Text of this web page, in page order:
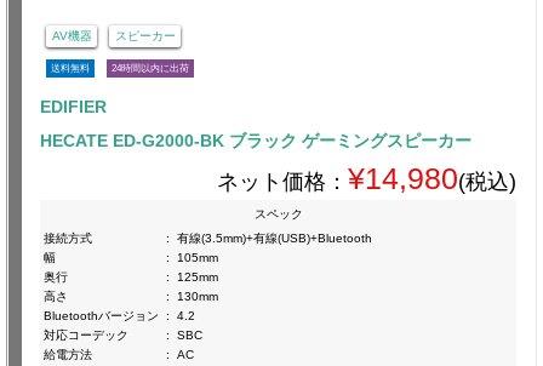
AV機器 スピーカー
送料無料 24時間以内に出荷
EDIFIER
HECATE ED-G2000-BK ブラック ゲーミングスピーカー
ネット価格： ¥14,980(税込)
スペック
接続方式
:
有線(3.5mm)+有線(USB)+Bluetooth
幅
:
105mm
奥行
:
125mm
高さ
:
130mm
Bluetoothバージョン
:
4.2
対応コーデック
:
SBC
給電方法
:
AC